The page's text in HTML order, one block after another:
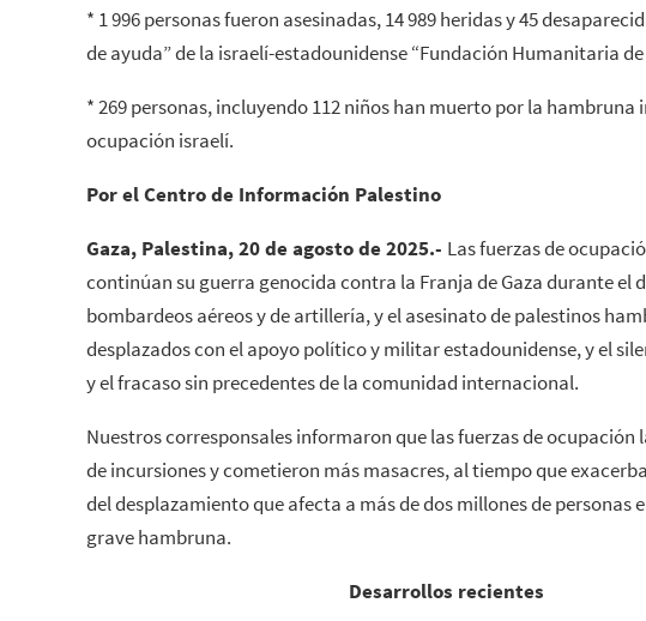
* 1 996 personas fueron asesinadas, 14 989 heridas y 45
de ayuda” de la israelí-estadounidense “Fundación Humanitaria de
* 269 personas, incluyendo 112 niños han muerto por la hambruna
ocupación israelí.
Por el Centro de Información Palestino
Gaza, Palestina, 20 de agosto de 2025.- Las fuerzas de
continúan su guerra genocida contra la Franja de Gaza durante el
bombardeos aéreos y de artillería, y el asesinato de palestinos
desplazados con el apoyo político y militar estadounidense, y el
y el fracaso sin precedentes de la comunidad internacional.
Nuestros corresponsales informaron que las fuerzas de ocupación
de incursiones y cometieron más masacres, al tiempo que
del desplazamiento que afecta a más de dos millones de personas
grave hambruna.
Desarrollos recientes